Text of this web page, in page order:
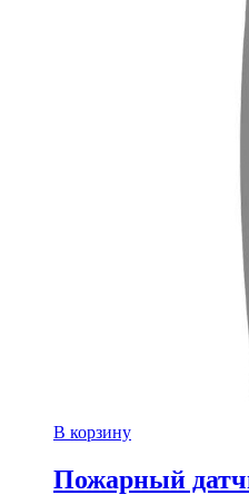
В корзину
Пожарный